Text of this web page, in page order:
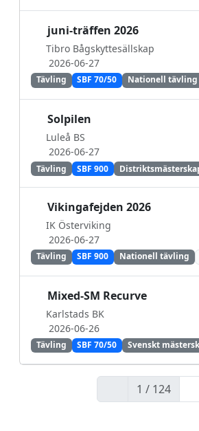
juni-träffen 2026
Tibro Bågskyttesällskap
2026-06-27
Tävling SBF 70/50 Nationell tävling
Solpilen
Luleå BS
2026-06-27
Tävling SBF 900
Vikingafejden 2026
IK Österviking
2026-06-27
Tävling SBF 900 Nationell tävling
Mixed-SM Recurve
Karlstads BK
2026-06-26
Tävling SBF 70/50 Svenskt
1 / 124